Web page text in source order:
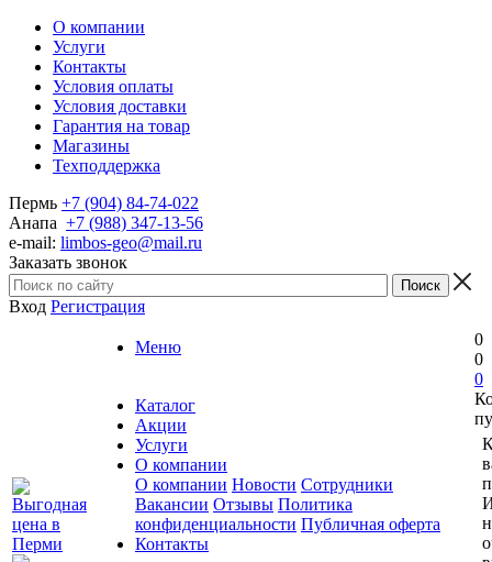
О компании
Услуги
Контакты
Условия оплаты
Условия доставки
Гарантия на товар
Магазины
Техподдержка
Пермь +7 (904) 84-74-022
Анапа +7 (988) 347-13-56
e-mail: limbos-geo@mail.ru
Заказать звонок
Вход Регистрация
Меню
Каталог
Акции
Услуги
О компании
О компании Новости Сотрудники
Вакансии Отзывы Политика
конфиденциальности Публичная оферта
Контакты
0
0
0